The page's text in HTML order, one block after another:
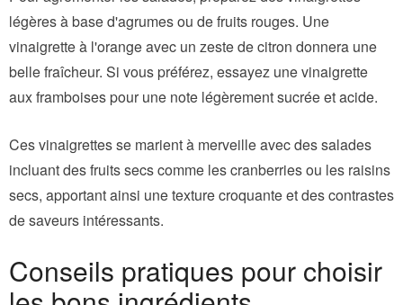
légères à base d'agrumes ou de fruits rouges. Une
vinaigrette à l'orange avec un zeste de citron donnera une
belle fraîcheur. Si vous préférez, essayez une vinaigrette
aux framboises pour une note légèrement sucrée et acide.
Ces vinaigrettes se marient à merveille avec des salades
incluant des fruits secs comme les cranberries ou les raisins
secs, apportant ainsi une texture croquante et des contrastes
de saveurs intéressants.
Conseils pratiques pour choisir